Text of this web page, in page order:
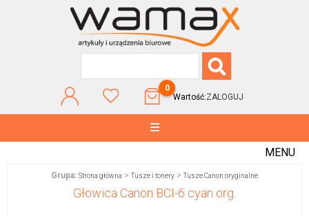
0
Wartość:ZALOGUJ
MENU
Grupa: Strona główna >Tusze i tonery >Tusze Canon oryginalne
Głowica Canon BCI-6 cyan org.